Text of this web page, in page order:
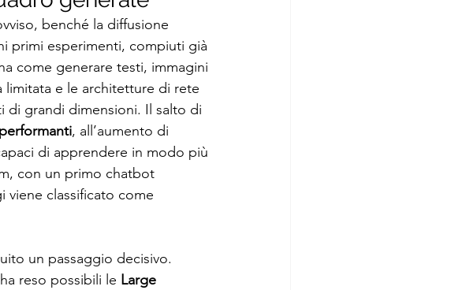
benché la diffusione
primi esperimenti, compiuti già
come generare testi, immagini
limitata e le architetture di rete
di grandi dimensioni. Il salto di
, all’aumento di
di apprendere in modo più
con un primo chatbot
viene classificato come
un passaggio decisivo.
reso possibili le Large